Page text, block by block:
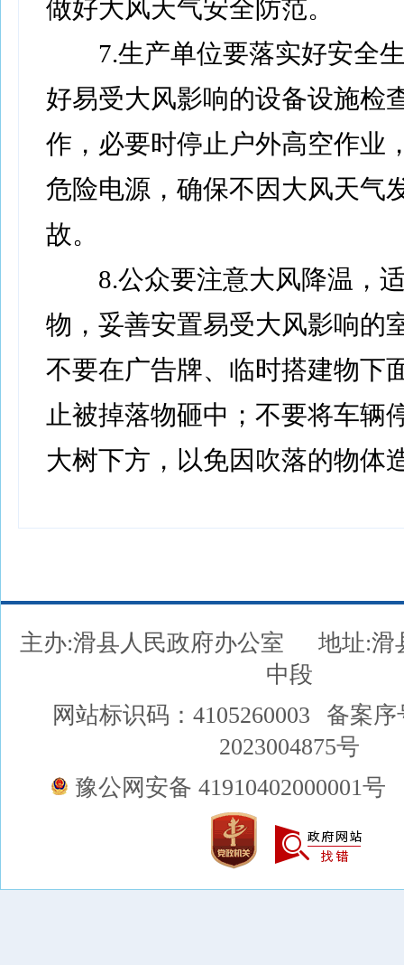
做好大风天气安全防范。
7.生产单位要落实好安全生
好易受大风影响的设备设施检
作，必要时停止户外高空作业
危险电源，确保不因大风天气
故。
8.公众要注意大风降温，
物，妥善安置易受大风影响的
不要在广告牌、临时搭建物下
止被掉落物砸中；不要将车辆
大树下方，以免因吹落的物体
主办:滑县人民政府办公室
地址:滑
中段
网站标识码：4105260003
备案序
2023004875号
豫公网安备 41910402000001号